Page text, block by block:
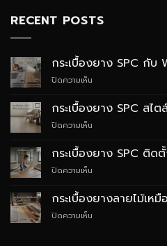
RECENT POSTS
กระเบื้องยาง SPC กับ
ปิดความเห็น
ยาง
SPC
ต่าง
กระเบื้องยาง SPC สไ
ปิดความเห็น
ยาง
SPC
Luxury
กระเบื้องยาง SPC ติดตั้
ปิดความเห็น
ยาง
SPC
กระเบื้องยางลายไม้เห
ปิดความเห็น